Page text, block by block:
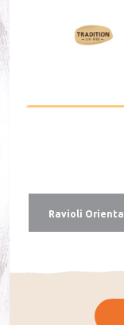
Ra­violi Orien­tal